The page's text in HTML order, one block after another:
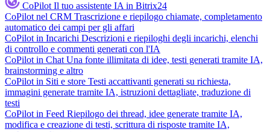
CoPilot Il tuo assistente IA in Bitrix24
CoPilot nel CRM Trascrizione e riepilogo chiamate, completamento
automatico dei campi per gli affari
CoPilot in Incarichi Descrizioni e riepiloghi degli incarichi, elenchi
di controllo e commenti generati con l'IA
CoPilot in Chat Una fonte illimitata di idee, testi generati tramite IA,
brainstorming e altro
CoPilot in Siti e store Testi accattivanti generati su richiesta,
immagini generate tramite IA, istruzioni dettagliate, traduzione di
testi
CoPilot in Feed Riepilogo dei thread, idee generate tramite IA,
modifica e creazione di testi, scrittura di risposte tramite IA,